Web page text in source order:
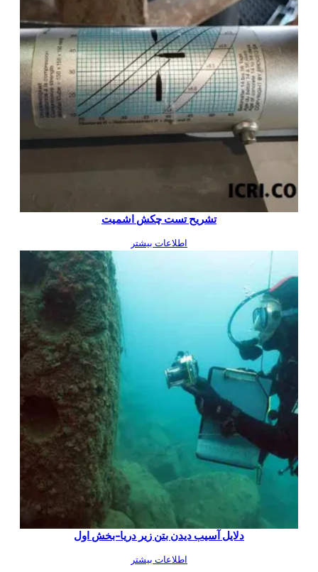
تشریح تست چکش اشمیت
اطلاعات بیشتر
دلایل آسیب دیدن بتن زیر دریا-بخش اول
اطلاعات بیشتر